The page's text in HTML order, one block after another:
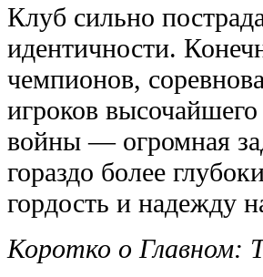
Клуб сильно
идентичности.
чемпионов,
игроков
войны — огромная
гораздо более
гордость и надежду
Коротко о Главном: